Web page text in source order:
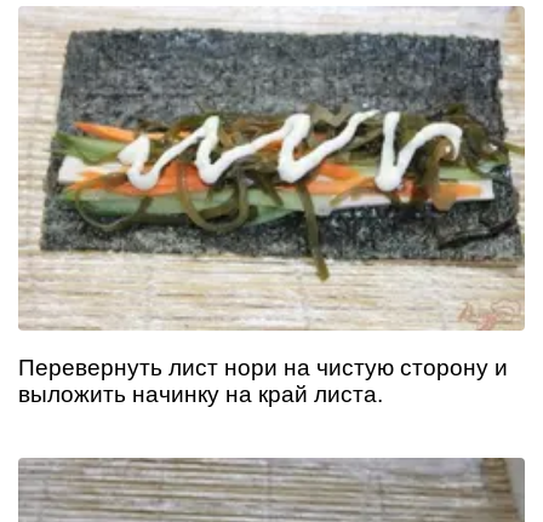
Перевернуть лист нори на чистую сторону и
выложить начинку на край листа.